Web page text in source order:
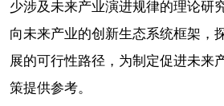
少涉及未来产业演进规律的理论研
向未来产业的创新生态系统框架，
展的可行性路径，为制定促进未来
策提供参考。